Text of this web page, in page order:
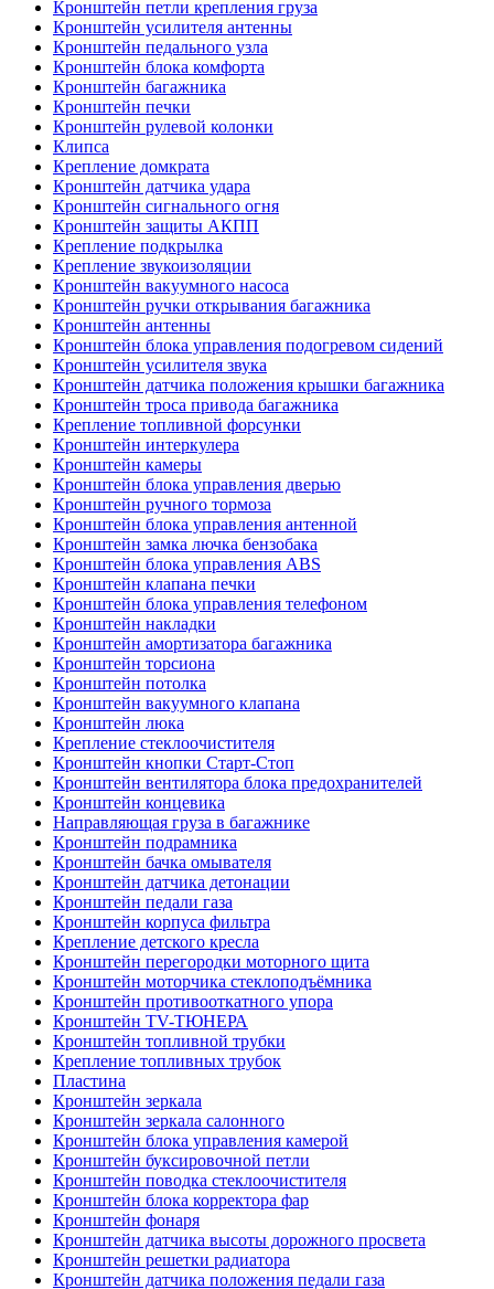
Кронштейн петли крепления груза
Кронштейн усилителя антенны
Кронштейн педального узла
Кронштейн блока комфорта
Кронштейн багажника
Кронштейн печки
Кронштейн рулевой колонки
Клипса
Крепление домкрата
Кронштейн датчика удара
Кронштейн сигнального огня
Кронштейн защиты АКПП
Крепление подкрылка
Крепление звукоизоляции
Кронштейн вакуумного насоса
Кронштейн ручки открывания багажника
Кронштейн антенны
Кронштейн блока управления подогревом сидений
Кронштейн усилителя звука
Кронштейн датчика положения крышки багажника
Кронштейн троса привода багажника
Крепление топливной форсунки
Кронштейн интеркулера
Кронштейн камеры
Кронштейн блока управления дверью
Кронштейн ручного тормоза
Кронштейн блока управления антенной
Кронштейн замка лючка бензобака
Кронштейн блока управления ABS
Кронштейн клапана печки
Кронштейн блока управления телефоном
Кронштейн накладки
Кронштейн амортизатора багажника
Кронштейн торсиона
Кронштейн потолка
Кронштейн вакуумного клапана
Кронштейн люка
Крепление стеклоочистителя
Кронштейн кнопки Старт-Стоп
Кронштейн вентилятора блока предохранителей
Кронштейн концевика
Направляющая груза в багажнике
Кронштейн подрамника
Кронштейн бачка омывателя
Кронштейн датчика детонации
Кронштейн педали газа
Кронштейн корпуса фильтра
Крепление детского кресла
Кронштейн перегородки моторного щита
Кронштейн моторчика стеклоподъёмника
Кронштейн противооткатного упора
Кронштейн TV-ТЮНЕРА
Кронштейн топливной трубки
Крепление топливных трубок
Пластина
Кронштейн зеркала
Кронштейн зеркала салонного
Кронштейн блока управления камерой
Кронштейн буксировочной петли
Кронштейн поводка стеклоочистителя
Кронштейн блока корректора фар
Кронштейн фонаря
Кронштейн датчика высоты дорожного просвета
Кронштейн решетки радиатора
Кронштейн датчика положения педали газа